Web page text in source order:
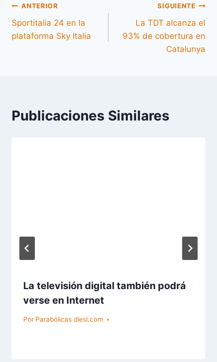
Navegación
de
ANTERIOR
Sportitalia 24 en la
plataforma Sky Italia
SIGUIENTE
La TDT alcanza el
93% de cobertura en
Catalunya
Publicaciones Similares
La televisión digital también podrá
verse en Internet
Por Parabólicas diesl.com